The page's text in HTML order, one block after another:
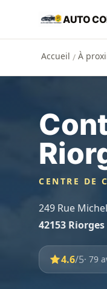
Aller au contenu
AUTO
Accueil / À
CENTRE DE
249 Rue
42153 Riorges
4.6/5· 79